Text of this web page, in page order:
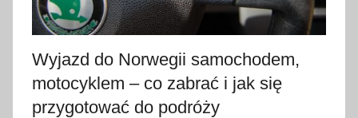
2
0
Wyjazd do Norwegii samochodem,
motocyklem – co zabrać i jak się
przygotować do podróży